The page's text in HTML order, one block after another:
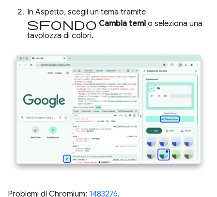
In Aspetto, scegli un tema tramite
sfondo Cambia temi o seleziona una
tavolozza di colori.
Problemi di Chromium: 1483276.